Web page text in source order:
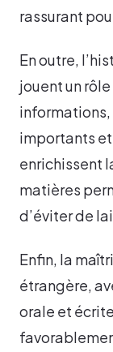
rassurant
En outre,
jouent un
importants
enrichissent
matières
d’éviter de
Enfin, la
étrangère,
orale et